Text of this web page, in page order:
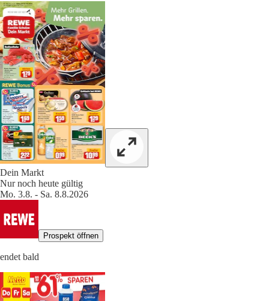
Dein Markt
Nur noch heute gültig
Mo. 3.8. - Sa. 8.8.2026
Prospekt öffnen
endet bald